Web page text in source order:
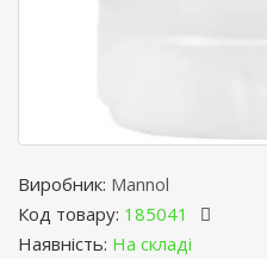
Виробник: Mannol
Код товару: 185041
Наявність: На складі